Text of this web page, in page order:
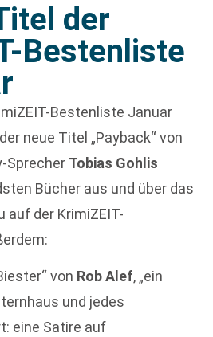
der
Bestenliste
Bestenliste Januar
neue Titel „Payback“ von
Sprecher Tobias Gohlis
Bücher aus und über das
auf der KrimiZEIT-
von Rob Alef, „ein
und jedes
eine Satire auf